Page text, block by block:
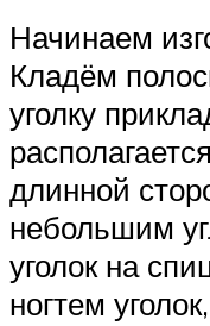
Начинаем
Кладём
уголку
длинной
небольшим
уголок на
ногтем